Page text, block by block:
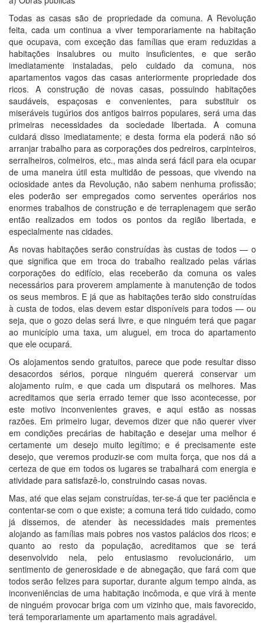
Todas as casas são de propriedade da comuna. A Revolução
feita, cada um continua a viver temporariamente na habitação
que ocupava, com exceção das famílias que eram reduzidas a
habitações insalubres ou muito insuficientes, e que serão
imediatamente instaladas, pelo cuidado da comuna, nos
apartamentos vagos das casas anteriormente propriedade dos
ricos. A construção de novas casas, possuindo habitações
saudáveis, espaçosas e convenientes, para substituir os
miseráveis tugúrios dos antigos bairros populares, será uma das
primeiras necessidades da sociedade libertada. A comuna
cuidará disso imediatamente; e desta forma ela poderá não só
arranjar trabalho para as corporações dos pedreiros, carpinteiros,
serralheiros, colmeiros, etc., mas ainda será fácil para ela ocupar
de uma maneira útil esta multidão de pessoas, que vivendo na
ociosidade antes da Revolução, não sabem nenhuma profissão;
eles poderão ser empregados como serventes operários nos
enormes trabalhos de construção e de terraplenagem que serão
então realizados em todos os pontos da região libertada, e
especialmente nas cidades.
As novas habitações serão construídas às custas de todos — o
que significa que em troca do trabalho realizado pelas várias
corporações do edifício, elas receberão da comuna os vales
necessários para proverem amplamente à manutenção de todos
os seus membros. E já que as habitações terão sido construídas
à custa de todos, elas devem estar disponíveis para todos — ou
seja, que o gozo delas será livre, e que ninguém terá que pagar
ao município uma taxa, um aluguel, em troca do apartamento
que ele ocupará.
Os alojamentos sendo gratuitos, parece que pode resultar disso
desacordos sérios, porque ninguém quererá conservar um
alojamento ruim, e que cada um disputará os melhores. Mas
acreditamos que seria errado temer que isso acontecesse, por
este motivo inconvenientes graves, e aqui estão as nossas
razões. Em primeiro lugar, devemos dizer que não querer viver
em condições precárias de habitação e desejar uma melhor é
certamente um desejo muito legítimo; e é precisamente este
desejo, que veremos produzir-se com muita força, que nos dá a
certeza de que em todos os lugares se trabalhará com energia e
atividade para satisfazê-lo, construindo casas novas.
Mas, até que elas sejam construídas, ter-se-á que ter paciência e
contentar-se com o que existe; a comuna terá tido cuidado, como
já dissemos, de atender às necessidades mais prementes
alojando as famílias mais pobres nos vastos palácios dos ricos; e
quanto ao resto da população, acreditamos que se terá
desenvolvido nela, pelo entusiasmo revolucionário, um
sentimento de generosidade e de abnegação, que fará com que
todos serão felizes para suportar, durante algum tempo ainda, as
inconveniências de uma habitação incômoda, e que virá à mente
de ninguém provocar briga com um vizinho que, mais favorecido,
terá temporariamente um apartamento mais agradável.